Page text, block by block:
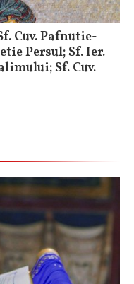
Cuv. Pafnutie-
Persul; Sf. Ier.
Sf. Cuv.